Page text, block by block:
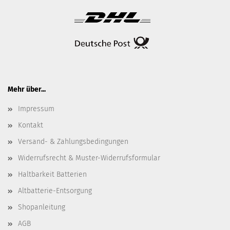
Mehr über...
Impressum
Kontakt
Versand- & Zahlungsbedingungen
Widerrufsrecht & Muster-Widerrufsformular
Haltbarkeit Batterien
Altbatterie-Entsorgung
Shopanleitung
AGB